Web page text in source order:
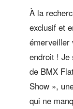
À la
exclusif et
émerveiller
endroit ! Je
de BMX
Show »,
qui ne